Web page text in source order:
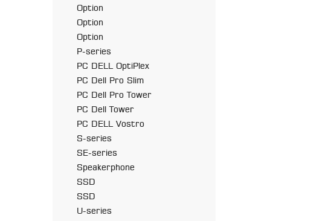
Option
Option
Option
P-series
PC DELL OptiPlex
PC Dell Pro Slim
PC Dell Pro Tower
PC Dell Tower
PC DELL Vostro
S-series
SE-series
Speakerphone
SSD
SSD
U-series